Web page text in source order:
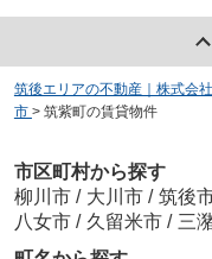
筑後エリアの不動産｜株式会
市 > 筑紫町の賃貸物件
市区町村から探す
柳川市 / 大川市 / 筑後
八女市 / 久留米市 / 三